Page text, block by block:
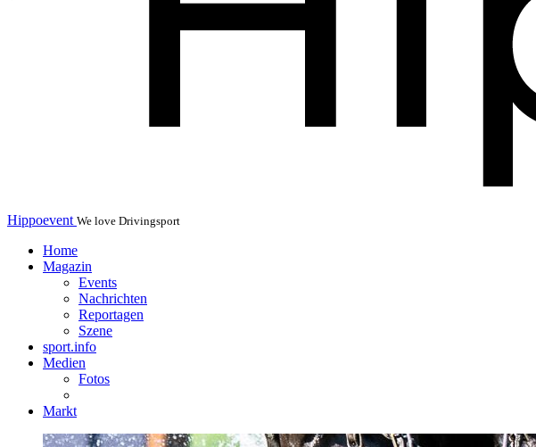
Hippoevent We love Drivingsport
Home
Magazin
Events
Nachrichten
Reportagen
Szene
sport.info
Medien
Fotos
Markt